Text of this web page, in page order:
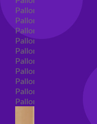
Palloncini 18 anni super
Palloncini 30 anni super
Palloncini Altre
Palloncini 40 anni super
Palloncini Animali super
Palloncini 50 anni
Palloncini 60/70/80/
Palloncini matrimonio
Palloncini anniversario
Palloncini generici super